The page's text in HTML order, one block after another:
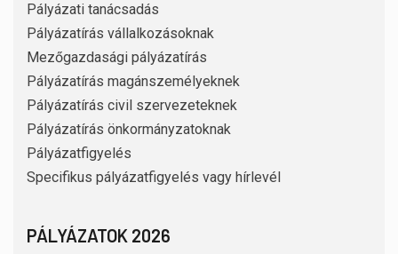
Pályázati tanácsadás
Pályázatírás vállalkozásoknak
Mezőgazdasági pályázatírás
Pályázatírás magánszemélyeknek
Pályázatírás civil szervezeteknek
Pályázatírás önkormányzatoknak
Pályázatfigyelés
Specifikus pályázatfigyelés vagy hírlevél
PÁLYÁZATOK 2026